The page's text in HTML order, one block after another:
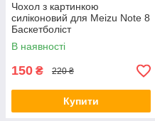
Чохол з картинкою
силіконовий для Meizu Note 8
Баскетболіст
В наявності
150 ₴ 220 ₴
Купити